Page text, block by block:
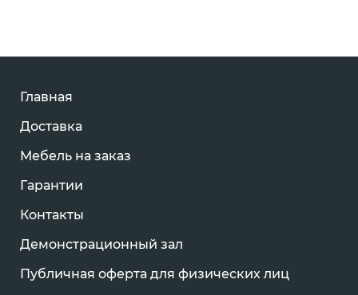
Главная
Доставка
Мебель на заказ
Гарантии
Контакты
Демонстрационный зал
Публичная оферта для физических лиц